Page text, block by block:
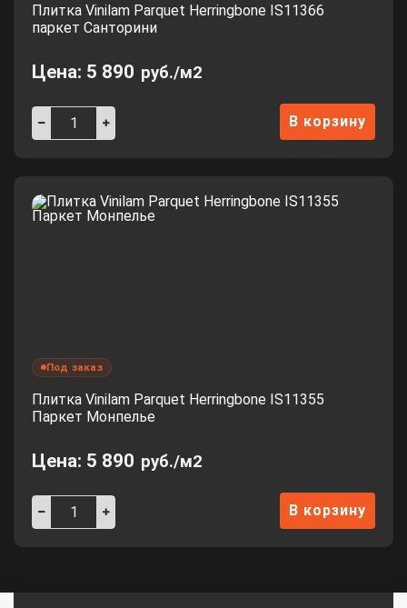
Плитка Vinilam Parquet Herringbone IS11366
паркет Санторини
Цена: 5 890 руб./м2
В корзину
Под заказ
Плитка Vinilam Parquet Herringbone IS11355
Паркет Монпелье
Цена: 5 890 руб./м2
В корзину